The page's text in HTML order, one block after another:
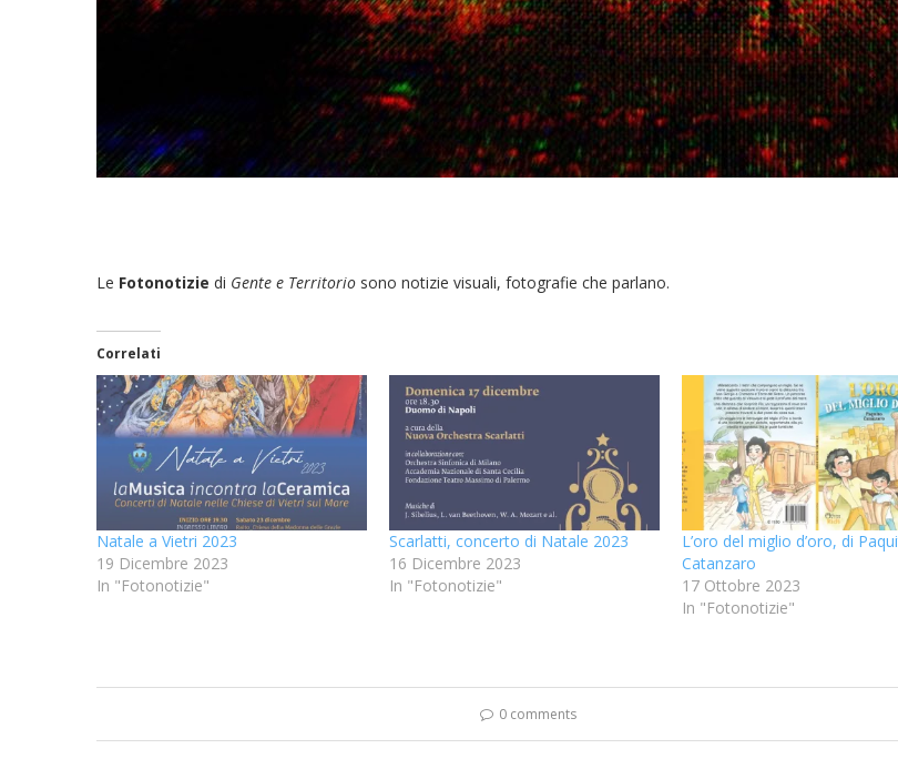
Le Fotonotizie di Gente e Territorio sono notizie visuali, fotografie che parlano.
Correlati
Natale a Vietri 2023
19 Dicembre 2023
In "Fotonotizie"
Scarlatti, concerto di Natale 2023
16 Dicembre 2023
In "Fotonotizie"
L’oro del miglio d’oro, di
Catanzaro
17 Ottobre 2023
In "Fotonotizie"
0 comments